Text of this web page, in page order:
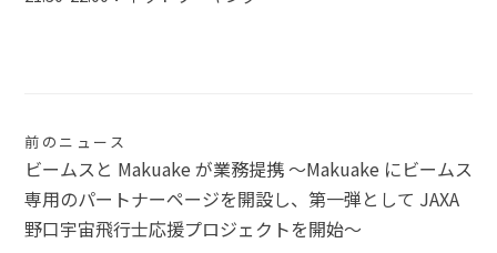
投
稿
ナ
前のニュース
ビームスと Makuake が業務提携 〜Makuake にビームス
専用のパートナーページを開設し、第一弾として JAXA
野口宇宙飛行士応援プロジェクトを開始〜